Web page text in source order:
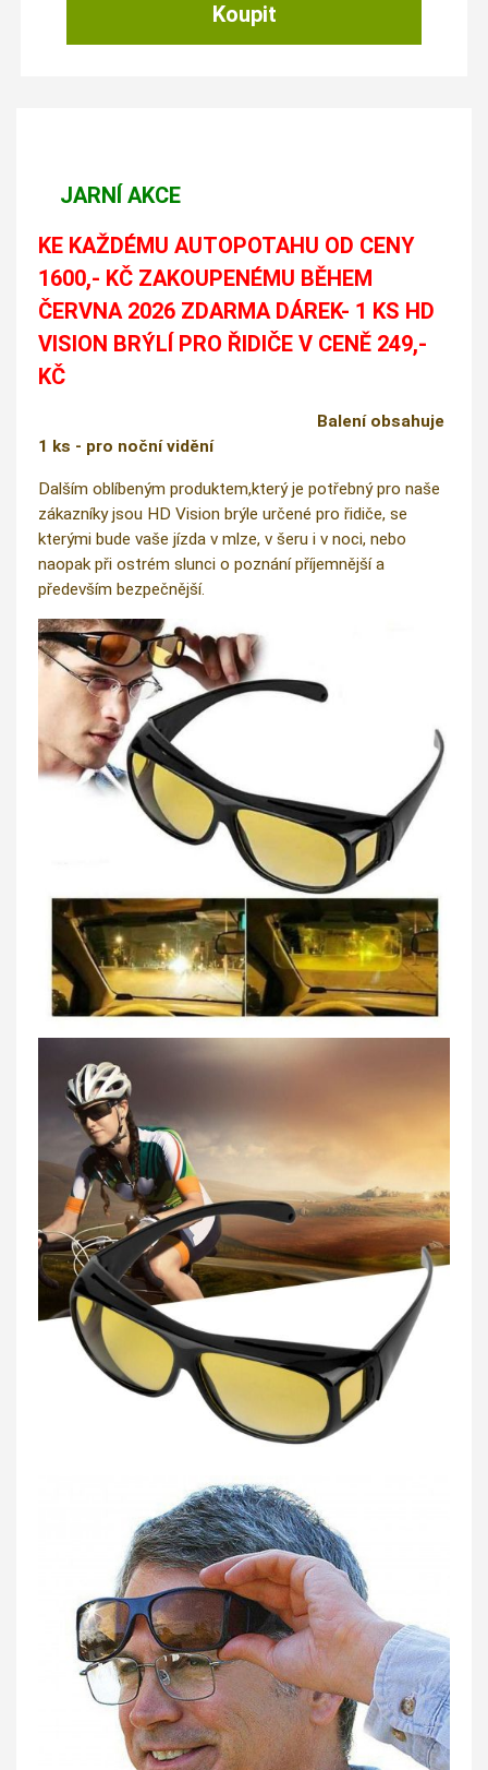
JARNÍ AKCE
KE KAŽDÉMU AUTOPOTAHU OD CENY
1600,- KČ ZAKOUPENÉMU BĚHEM
ČERVNA 2026 ZDARMA DÁREK- 1 KS HD
VISION BRÝLÍ PRO ŘIDIČE V CENĚ 249,-
KČ
Balení obsahuje
1 ks - pro noční vidění
Dalším oblíbeným produktem,který je potřebný pro naše
zákazníky jsou HD Vision brýle určené pro řidiče, se
kterými bude vaše jízda v mlze, v šeru i v noci, nebo
naopak při ostrém slunci o poznání příjemnější a
především bezpečnější.